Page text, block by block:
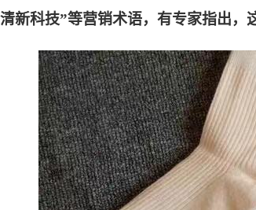
新科技”等营销术语，有专家指出，